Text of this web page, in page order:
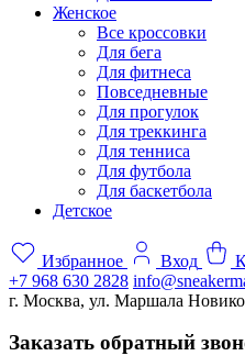
Женское
Все кроссовки
Для бега
Для фитнеса
Повседневные
Для прогулок
Для треккинга
Для тенниса
Для футбола
Для баскетбола
Детское
Избранное Вход
+7 968 630 2828
г. Москва, ул. Маршала
Заказать обратный